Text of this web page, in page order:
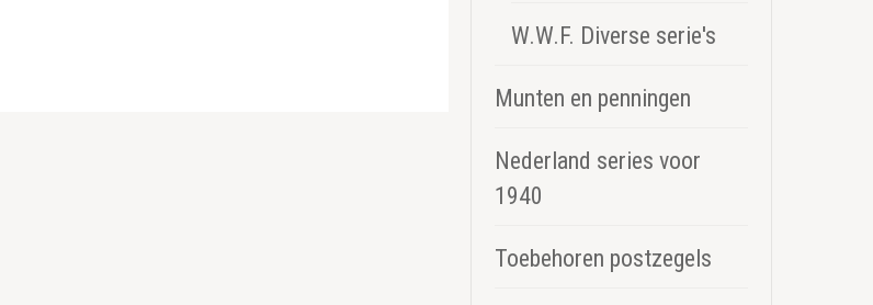
W.W.F. Diverse serie's
Munten en penningen
Nederland series voor
1940
Toebehoren postzegels